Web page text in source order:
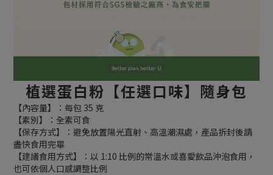
植選蛋白粉【任選口味】隨身包
【內容量】：每包 35 克
【素別】：全素可食
【保存方式】：避免放置陽光直射、高溫潮濕處，產品拆封後請
盡快食用完畢
【建議食用方式】：以 1:10 比例的常溫水或喜愛飲品沖泡食用，
也可依個人口感調整比例